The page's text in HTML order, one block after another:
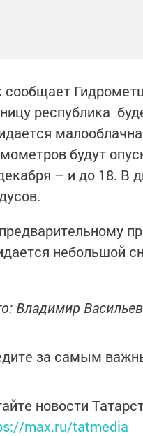
сообщает
республика
будут
– и до 18. В
небольшой
Владимир Васильев
за самым
новости
max.ru/tatmedia